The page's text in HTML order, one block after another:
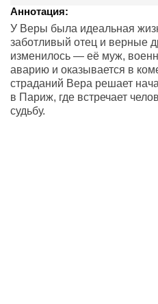
Аннотация:
У Веры была идеальная
заботливый отец и верные
изменилось — её муж,
аварию и оказывается в
страданий Вера решает
в Париж, где встречает
судьбу.